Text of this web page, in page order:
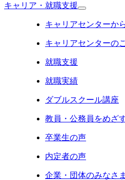
キャリア・就職支援
キャリアセンターか
キャリアセンターの
就職支援
就職実績
ダブルスクール講座
教員・公務員をめざ
卒業生の声
内定者の声
企業・団体のみなさ